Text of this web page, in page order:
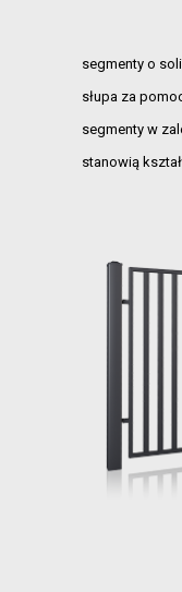
segmenty o
słupa za
segmenty w
stanowią